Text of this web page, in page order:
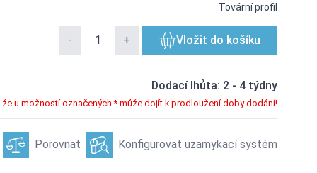
Tovární profil
- + Vložit do košíku
Dodací lhůta: 2 - 4 týdny
že u možností označených * může dojít k prodloužení doby dodání!
Porovnat Konfigurovat uzamykací systém